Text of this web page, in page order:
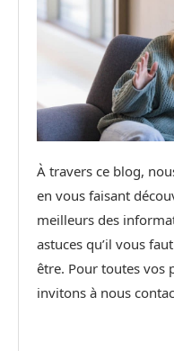
À travers ce blog,
en vous faisant
meilleurs des
astuces qu’il vous
être. Pour toutes vos
invitons à nous